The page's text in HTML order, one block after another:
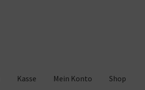
Kasse Mein Konto Shop